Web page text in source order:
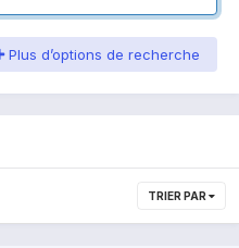
Plus d’options de recherche
TRIER PAR